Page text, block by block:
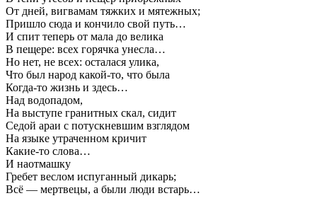
От дней, вигвамам тяжких и мятежных;
Пришло сюда и кончило свой путь…
И спит теперь от мала до велика
В пещере: всех горячка унесла…
Но нет, не всех: осталася улика,
Что был народ какой-то, что была
Когда-то жизнь и здесь…
Над водопадом,
На выступе гранитных скал, сидит
Седой араи с потускневшим взглядом
На языке утраченном кричит
Какие-то слова…
И наотмашку
Гребет веслом испуганный дикарь;
Всё — мертвецы, а были люди встарь…